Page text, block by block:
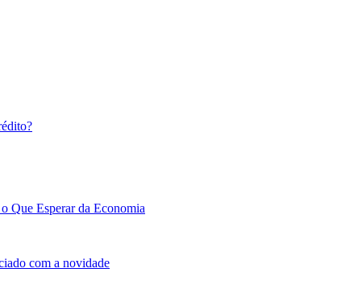
Que Esperar da Economia
com a novidade